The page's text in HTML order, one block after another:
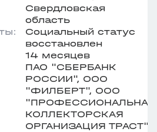
Свердловская
область
Социальный статус
восстановлен
14 месяцев
ПАО "СБЕРБАНК
РОССИИ", ООО
"ФИЛБЕРТ", ООО
"ПРОФЕССИОНАЛЬНАЯ
КОЛЛЕКТОРСКАЯ
ОРГАНИЗАЦИЯ ТРАСТ"